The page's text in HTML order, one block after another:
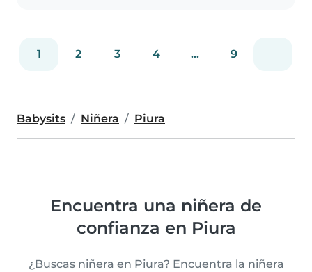
1 2 3 4 ... 9
Babysits Niñera Piura
Encuentra una niñera de
confianza en Piura
¿Buscas niñera en Piura? Encuentra la niñera